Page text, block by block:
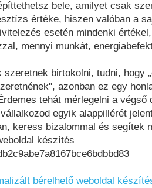
bele, amilyet csak
értéke, hiszen valóban a
esetén mindenki
mennyi munkát,
szeretnek birtokolni, tudni, hogy
azonban ez egy
tehát mérlegelni a végső
egyik alappillérét
keress bizalommal és segítek
készítés
bérelhető weboldal